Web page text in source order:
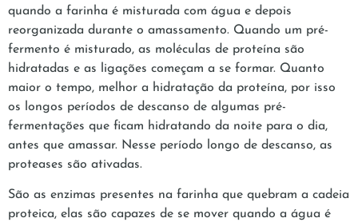
quando a farinha é misturada com água e depois
reorganizada durante o amassamento. Quando um pré-
fermento é misturado, as moléculas de proteína são
hidratadas e as ligações começam a se formar. Quanto
maior o tempo, melhor a hidratação da proteína, por isso
os longos períodos de descanso de algumas pré-
fermentações que ficam hidratando da noite para o dia,
antes que amassar. Nesse período longo de descanso, as
proteases são ativadas.
São as enzimas presentes na farinha que quebram a cadeia
proteica, elas são capazes de se mover quando a água é